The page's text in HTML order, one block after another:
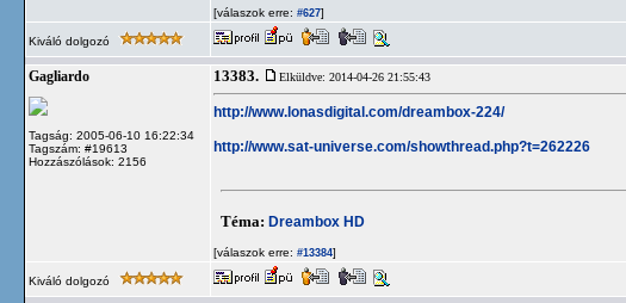
[válaszok erre: #627]
Kiváló dolgozó
Gagliardo
Tagság: 2005-06-10 16:22:34
Tagszám: #19613
Hozzászólások: 2156
13383. Elküldve: 2014-04-26 21:55:43
http://www.lonasdigital.com/dreambox-224/
http://www.sat-universe.com/showthread.php?t=262226
Téma: Dreambox HD
[válaszok erre: #13384]
Kiváló dolgozó